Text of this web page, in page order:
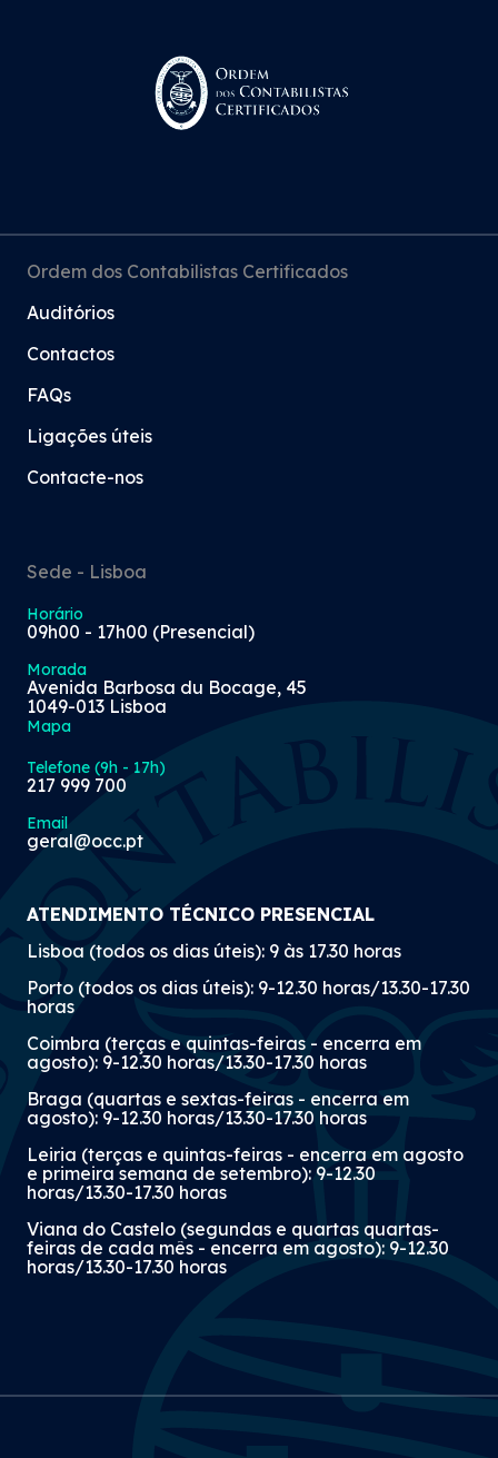
Ordem dos Contabilistas Certificados
Auditórios
Contactos
FAQs
Ligações úteis
Contacte-nos
Sede - Lisboa
Horário
09h00 - 17h00 (Presencial)
Morada
Avenida Barbosa du Bocage, 45
1049-013 Lisboa
Mapa
Telefone (9h - 17h)
217 999 700
Email
geral@occ.pt
ATENDIMENTO TÉCNICO PRESENCIAL
Lisboa (todos os dias úteis): 9 às 17.30 horas
Porto (todos os dias úteis): 9-12.30 horas/13.30-17.30
horas
Coimbra (terças e quintas-feiras - encerra em
agosto): 9-12.30 horas/13.30-17.30 horas
Braga (quartas e sextas-feiras - encerra em
agosto): 9-12.30 horas/13.30-17.30 horas
Leiria (terças e quintas-feiras - encerra em agosto
e primeira semana de setembro): 9-12.30
horas/13.30-17.30 horas
Viana do Castelo (segundas e quartas quartas-
feiras de cada mês - encerra em agosto): 9-12.30
horas/13.30-17.30 horas